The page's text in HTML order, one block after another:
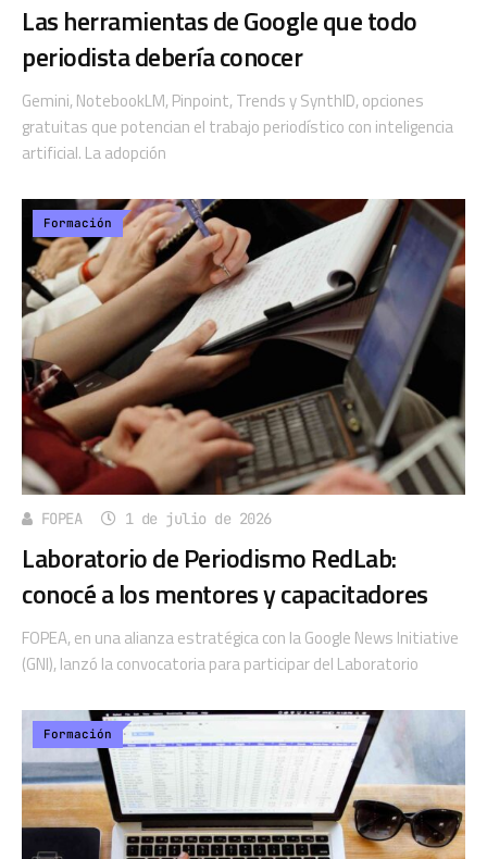
Las herramientas de Google que todo
periodista debería conocer
Gemini, NotebookLM, Pinpoint, Trends y SynthID, opciones
gratuitas que potencian el trabajo periodístico con inteligencia
artificial. La adopción
Formación
FOPEA 1 de julio de 2026
Laboratorio de Periodismo RedLab:
conocé a los mentores y capacitadores
FOPEA, en una alianza estratégica con la Google News Initiative
(GNI), lanzó la convocatoria para participar del Laboratorio
Formación